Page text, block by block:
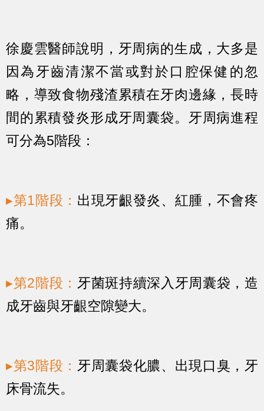
徐慶雲醫師說明，牙周病的生成，大多是
因為牙齒清潔不當或對於口腔保健的忽
略，導致食物殘渣累積在牙肉邊緣，長時
間的累積發炎形成牙周囊袋。牙周病進程
可分為5階段：
▸第1階段： 出現牙齦發炎、紅腫，不會疼
痛。
▸第2階段： 牙菌斑持續深入牙周囊袋，造
成牙齒與牙齦空隙變大。
▸第3階段： 牙周囊袋化膿、出現口臭，牙
床骨流失。